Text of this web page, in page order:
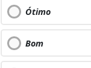
Ótimo
Bom